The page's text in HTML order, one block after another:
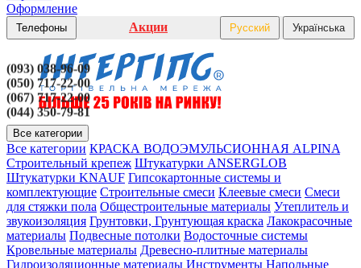
Оформление
Телефоны
(093) 038-96-09
(050) 717-22-00
(067) 717-22-00
(044) 350-79-81
Акции Русский Українська
Все категории
Все категории КРАСКА ВОДОЭМУЛЬСИОННАЯ ALPINA
Строительный крепеж Штукатурки ANSERGLOB
Штукатурки KNAUF Гипсокартонные системы и
комплектующие Строительные смеси Клеевые смеси Смеси
для стяжки пола Общестроительные материалы Утеплитель и
звукоизоляция Грунтовки, Грунтующая краска Лакокрасочные
материалы Подвесные потолки Водосточные системы
Кровельные материалы Древесно-плитные материалы
Гидроизоляционные материалы Инструменты Напольные